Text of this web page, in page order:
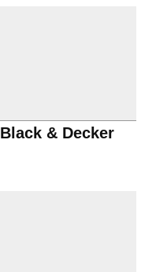
Black & Decker